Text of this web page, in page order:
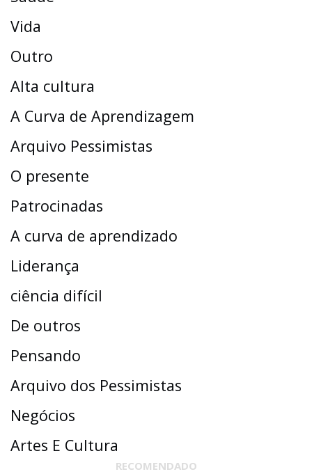
Vida
Outro
Alta cultura
A Curva de Aprendizagem
Arquivo Pessimistas
O presente
Patrocinadas
A curva de aprendizado
Liderança
ciência difícil
De outros
Pensando
Arquivo dos Pessimistas
Negócios
Artes E Cultura
RECOMENDADO